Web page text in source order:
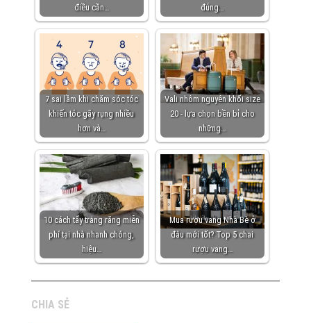
điều cần…
đúng…
7 sai lầm khi chăm sóc tóc
khiến tóc gãy rụng nhiều
hơn và…
Vali nhôm nguyên khối size
20 - lựa chọn bền bỉ cho
những…
10 cách tẩy trắng răng miễn
phí tại nhà nhanh chóng,
hiệu…
Mua rượu vang Nhà Bè ở
đâu mới tốt? Top 5 chai
rượu vang…
CHIA SẺ